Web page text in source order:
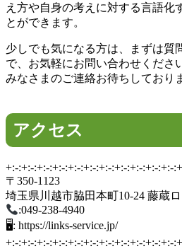
え方や自身の考えに対する言語化
とができます。
少しでも気になる方は、まずは質
で、お気軽にお問い合わせくださ
みなさまのご連絡お待ちしており
アクセス
+:-:+:-:+:-:+:-:+:-:+:-:+:-:+:-:+:-:+:-:+:-
〒350-1123
埼玉県川越市脇田本町10-24 藤蔵
:049-238-4940
🖥: https://links-service.jp/
+:-:+:-:+:-:+:-:+:-:+:-:+:-:+:-:+:-:+:-:+:-